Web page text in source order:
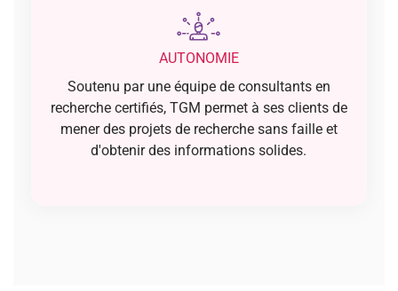
AUTONOMIE
Soutenu par une équipe de consultants en
recherche certifiés, TGM permet à ses clients de
mener des projets de recherche sans faille et
d'obtenir des informations solides.